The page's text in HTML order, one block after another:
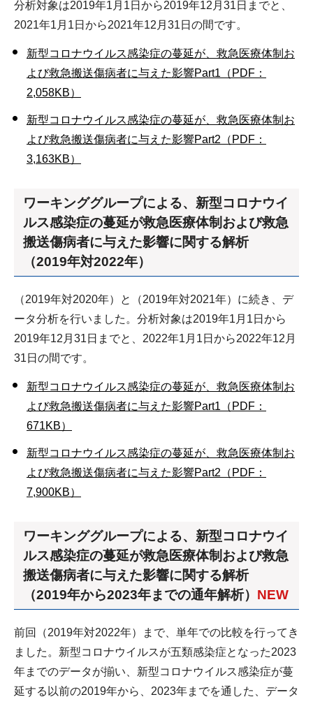
分析対象は2019年1月1日から2019年12月31日までと、
2021年1月1日から2021年12月31日の間です。
新型コロナウイルス感染症の蔓延が、救急医療体制お
よび救急搬送傷病者に与えた影響Part1（PDF：
2,058KB）
新型コロナウイルス感染症の蔓延が、救急医療体制お
よび救急搬送傷病者に与えた影響Part2（PDF：
3,163KB）
ワーキンググループによる、新型コロナウイ
ルス感染症の蔓延が救急医療体制および救急
搬送傷病者に与えた影響に関する解析
（2019年対2022年）
（2019年対2020年）と（2019年対2021年）に続き、デ
ータ分析を行いました。分析対象は2019年1月1日から
2019年12月31日までと、2022年1月1日から2022年12月
31日の間です。
新型コロナウイルス感染症の蔓延が、救急医療体制お
よび救急搬送傷病者に与えた影響Part1（PDF：
671KB）
新型コロナウイルス感染症の蔓延が、救急医療体制お
よび救急搬送傷病者に与えた影響Part2（PDF：
7,900KB）
ワーキンググループによる、新型コロナウイ
ルス感染症の蔓延が救急医療体制および救急
搬送傷病者に与えた影響に関する解析
（2019年から2023年までの通年解析） NEW
前回（2019年対2022年）まで、単年での比較を行ってき
ました。新型コロナウイルスが五類感染症となった2023
年までのデータが揃い、新型コロナウイルス感染症が蔓
延する以前の2019年から、2023年までを通した、データ